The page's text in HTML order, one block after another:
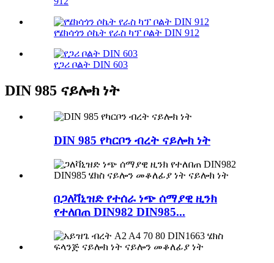
የሄክሳጎን ሶኬት የራስ ካፕ ቦልት DIN 912
የጋሪ ቦልት DIN 603
DIN 985 ናይሎክ ነት
DIN 985 የካርቦን ብረት ናይሎክ ነት
በጋለቫኒዝድ የተሰራ ነጭ ሰማያዊ ዚንክ
የተለበጠ DIN982 DIN985...